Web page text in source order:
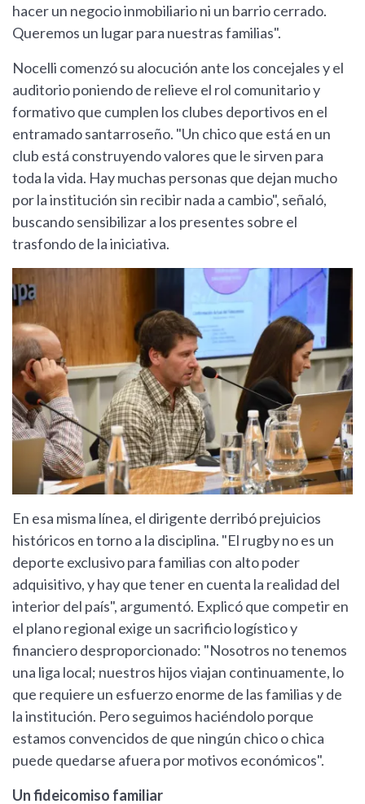
hacer un negocio inmobiliario ni un barrio cerrado.
Queremos un lugar para nuestras familias".
Nocelli comenzó su alocución ante los concejales y el
auditorio poniendo de relieve el rol comunitario y
formativo que cumplen los clubes deportivos en el
entramado santarroseño. "Un chico que está en un
club está construyendo valores que le sirven para
toda la vida. Hay muchas personas que dejan mucho
por la institución sin recibir nada a cambio", señaló,
buscando sensibilizar a los presentes sobre el
trasfondo de la iniciativa.
En esa misma línea, el dirigente derribó prejuicios
históricos en torno a la disciplina. "El rugby no es un
deporte exclusivo para familias con alto poder
adquisitivo, y hay que tener en cuenta la realidad del
interior del país", argumentó. Explicó que competir en
el plano regional exige un sacrificio logístico y
financiero desproporcionado: "Nosotros no tenemos
una liga local; nuestros hijos viajan continuamente, lo
que requiere un esfuerzo enorme de las familias y de
la institución. Pero seguimos haciéndolo porque
estamos convencidos de que ningún chico o chica
puede quedarse afuera por motivos económicos".
Un fideicomiso familiar